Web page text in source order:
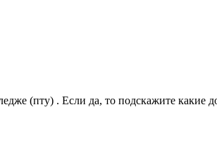
(пту) . Если да, то подскажите какие